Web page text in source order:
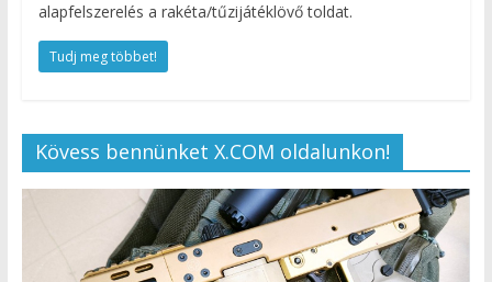
alapfelszerelés a rakéta/tűzijátéklövő toldat.
Tudj meg többet!
Kövess bennünket X.COM oldalunkon!